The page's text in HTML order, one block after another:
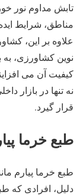
تابش مداوم نور
مناطق، شرایط
علاوه بر این،
نوین کشاورزی، به
کیفیت آن می
نه تنها در بازار
قرار گیرد.
طبع خرما
طبع خرما پیارم
دلیل، افرادی که